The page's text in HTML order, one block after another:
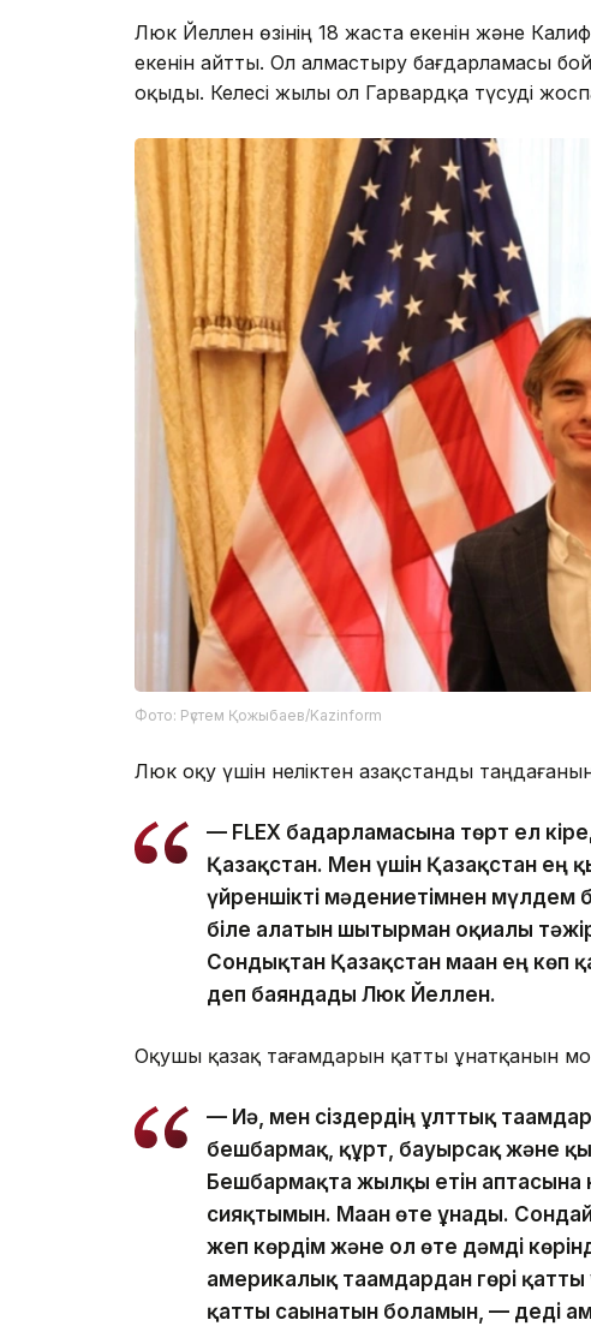
Люк Йеллен өзінің 18 жаста екенін және
екенін айтты. Ол алмастыру бағдарламасы
оқыды. Келесі жылы ол Гарвардқа түсуді
Фото: Рүстем Қожыбаев/Kazinform
Люк оқу үшін неліктен Қазақстанды таңдағанын
— FLEX бағдарламасына төрт ел
Қазақстан. Мен үшін Қазақстан ең
үйреншікті мәдениетімнен мүлдем
біле алатын шытырман оқиғалы
Сондықтан Қазақстан маған ең көп
деп баяндады Люк Йеллен.
Оқушы қазақ тағамдарын қатты ұнатқанын
— Иә, мен сіздердің ұлттық
бешбармақ, құрт, бауырсақ және
Бешбармақта жылқы етін аптасына
сияқтымын. Маған өте ұнады.
жеп көрдім және ол өте дәмді
америкалық тағамдардан гөрі
қатты сағынатын боламын, — деді